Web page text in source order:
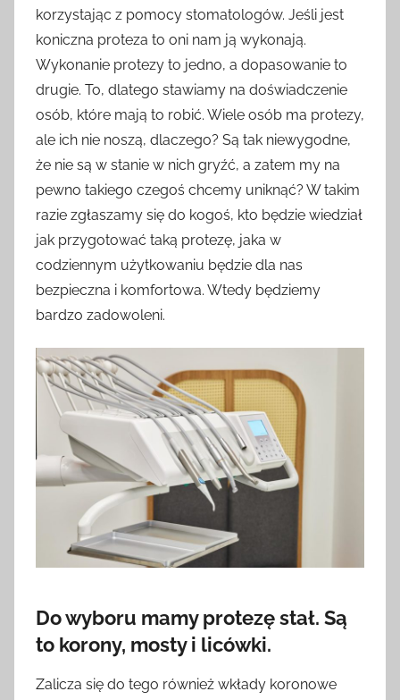
korzystając z pomocy stomatologów. Jeśli jest
koniczna proteza to oni nam ją wykonają.
Wykonanie protezy to jedno, a dopasowanie to
drugie. To, dlatego stawiamy na doświadczenie
osób, które mają to robić. Wiele osób ma protezy,
ale ich nie noszą, dlaczego? Są tak niewygodne,
że nie są w stanie w nich gryźć, a zatem my na
pewno takiego czegoś chcemy uniknąć? W takim
razie zgłaszamy się do kogoś, kto będzie wiedział
jak przygotować taką protezę, jaka w
codziennym użytkowaniu będzie dla nas
bezpieczna i komfortowa. Wtedy będziemy
bardzo zadowoleni.
Do wyboru mamy protezę stał. Są
to korony, mosty i licówki.
Zalicza się do tego również wkłady koronowe